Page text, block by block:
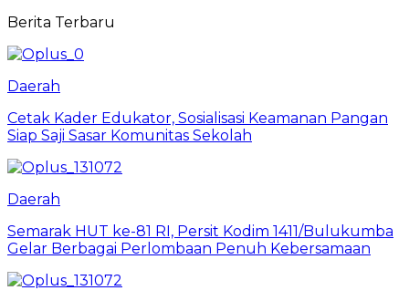
Berita Terbaru
Daerah
Cetak Kader Edukator, Sosialisasi Keamanan Pangan
Siap Saji Sasar Komunitas Sekolah
Daerah
Semarak HUT ke-81 RI, Persit Kodim 1411/Bulukumba
Gelar Berbagai Perlombaan Penuh Kebersamaan